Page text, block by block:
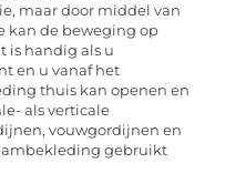
maar door middel van
kan de beweging op
is handig als u
en u vanaf het
thuis kan openen en
als verticale
vouwgordijnen en
gebruikt